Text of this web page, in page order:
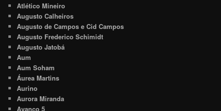
Atlético Mineiro
Augusto Calheiros
Augusto de Campos e Cid Campos
Augusto Frederico Schimidt
Augusto Jatobá
Aum
Aum Soham
Áurea Martins
Aurino
Aurora Miranda
Avanço 5